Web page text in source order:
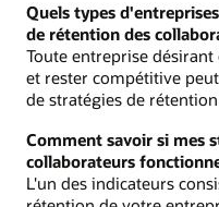
Quels types
de rétention des
Toute entreprise
et rester compétitive
de stratégies de
Comment savoir si mes
collaborateurs
L'un des indicateurs